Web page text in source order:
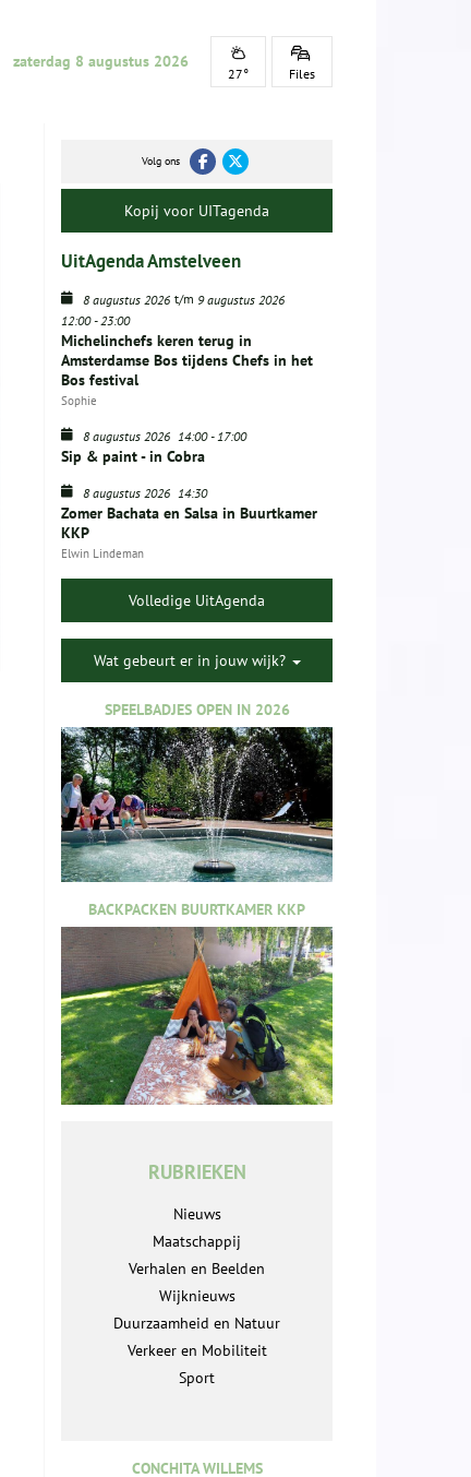
zaterdag 8 augustus 2026
27° Files
Volg ons
Kopij voor UITagenda
UitAgenda Amstelveen
8 augustus 2026 t/m 9 augustus 2026
12:00-23:00
Michelinchefs keren terug in
Amsterdamse Bos tijdens Chefs in het
Bos festival
Sophie
8 augustus 2026 14:00-17:00
Sip & paint - in Cobra
8 augustus 2026 14:30
Zomer Bachata en Salsa in Buurtkamer
KKP
Elwin Lindeman
Volledige UitAgenda
Wat gebeurt er in jouw wijk?
SPEELBADJES OPEN IN 2026
BACKPACKEN BUURTKAMER KKP
RUBRIEKEN
Nieuws
Maatschappij
Verhalen en Beelden
Wijknieuws
Duurzaamheid en Natuur
Verkeer en Mobiliteit
Sport
CONCHITA WILLEMS